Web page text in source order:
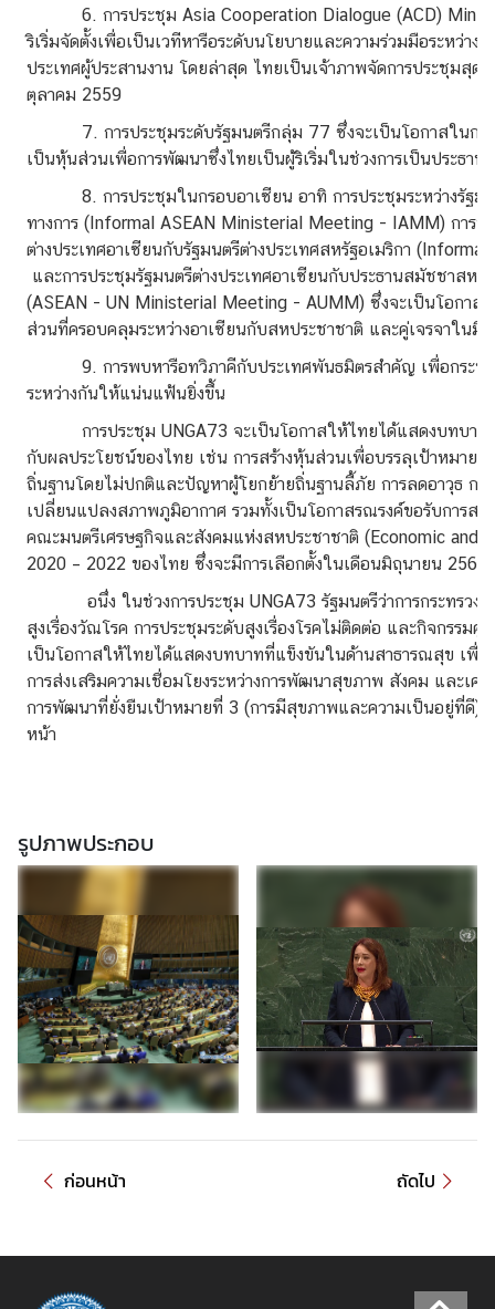
กิ
จ
ก
ร
ม
ติ
ด
ต่
อ
6. การประชุม Asia Cooperation Dialogue (ACD)
ริเริ่มจัดตั้งเพื่อเป็นเวทีหารือระดับนโยบายและความร่วมมือระหว่า
ประเทศผู้ประสานงาน โดยล่าสุด ไทยเป็นเจ้าภาพจัดการประชุมสุด
ตุลาคม 2559
7. การประชุมระดับรัฐมนตรีกลุ่ม 77 ซึ่งจะเป็นโอกาสในการ
เป็นหุ้นส่วนเพื่อการพัฒนาซึ่งไทยเป็นผู้ริเริ่มในช่วงการเป็นประธา
8. การประชุมในกรอบอาเซียน อาทิ การประชุมระหว่างรัฐมนต
ทางการ (Informal ASEAN Ministerial Meeting - IAMM) การปร
ต่างประเทศอาเซียนกับรัฐมนตรีต่างประเทศสหรัฐอเมริกา
และการประชุมรัฐมนตรีต่างประเทศอาเซียนกับประธานสมัชชาสหป
(ASEAN - UN Ministerial Meeting - AUMM) ซึ่งจะเป็นโอกาส
ส่วนที่ครอบคลุมระหว่างอาเซียนกับสหประชาชาติ และคู่เจรจาในมิ
9. การพบหารือทวิภาคีกับประเทศพันธมิตรสำคัญ เพื่อกระชับ
ระหว่างกันให้แน่นแฟ้นยิ่งขึ้น
การประชุม UNGA73 จะเป็นโอกาสให้ไทยได้แสดงบทบาทใ
กับผลประโยชน์ของไทย เช่น การสร้างหุ้นส่วนเพื่อบรรลุเป้าหมาย
ถิ่นฐานโดยไม่ปกติและปัญหาผู้โยกย้ายถิ่นฐานลี้ภัย การลดอาวุธ กา
เปลี่ยนแปลงสภาพภูมิอากาศ รวมทั้งเป็นโอกาสรณรงค์ขอรับการส
คณะมนตรีเศรษฐกิจและสังคมแห่งสหประชาชาติ (Economic and
2020 – 2022 ของไทย ซึ่งจะมีการเลือกตั้งในเดือนมิถุนายน 2562
อนึ่ง ในช่วงการประชุม UNGA73 รัฐมนตรีว่าการกระทรวงกา
สูงเรื่องวัณโรค การประชุมระดับสูงเรื่องโรคไม่ติดต่อ และกิจกรรม
เป็นโอกาสให้ไทยได้แสดงบทบาทที่แข็งขันในด้านสาธารณสุข เพื่
การส่งเสริมความเชื่อมโยงระหว่างการพัฒนาสุขภาพ สังคม และเศ
การพัฒนาที่ยั่งยืนเป้าหมายที่ 3 (การมีสุขภาพและความเป็นอยู่ที่ดี)
หน้า
รูปภาพประกอบ
ก่อนหน้า ถัดไป